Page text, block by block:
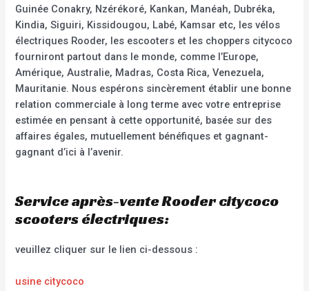
Guinée Conakry, Nzérékoré, Kankan, Manéah, Dubréka,
Kindia, Siguiri, Kissidougou, Labé, Kamsar etc, les vélos
électriques Rooder, les escooters et les choppers citycoco
fourniront partout dans le monde, comme l’Europe,
Amérique, Australie, Madras, Costa Rica, Venezuela,
Mauritanie. Nous espérons sincèrement établir une bonne
relation commerciale à long terme avec votre entreprise
estimée en pensant à cette opportunité, basée sur des
affaires égales, mutuellement bénéfiques et gagnant-
gagnant d’ici à l’avenir.
Service après-vente Rooder citycoco
scooters électriques:
veuillez cliquer sur le lien ci-dessous :
usine citycoco